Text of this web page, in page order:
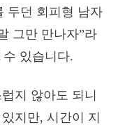
두던 회피형 남자
그만 만나자”라
있습니다.
지 않아도 되니
지만, 시간이 지